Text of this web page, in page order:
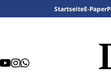
StartseiteE-Paper